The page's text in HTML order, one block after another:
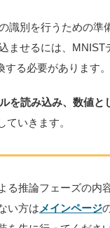
別を行うための準
ませるには、
る必要があります。
を読み込み、数値と
ていきます。
推論フェーズの内容
い方は メインページ